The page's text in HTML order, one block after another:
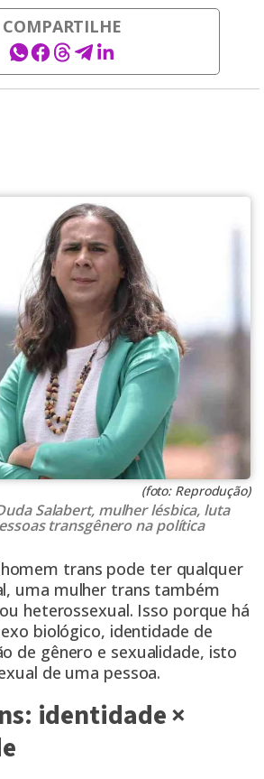
COMPARTILHE
(foto: Reprodução)
Salabert, mulher lésbica, luta
transgênero na política
trans pode ter qualquer
, uma mulher trans também
heterossexual. Isso porque há
biológico, identidade de
de gênero e sexualidade, isto
de uma pessoa.
identidade ×